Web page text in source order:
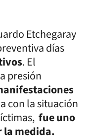
Etchegaray
días
. El
presión
con la situación
fue uno
la medida.